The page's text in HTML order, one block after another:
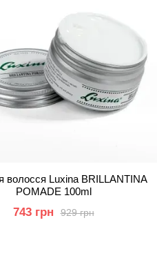
волосся Luxina BRILLANTINA
POMADE 100ml
929 грн
743 грн